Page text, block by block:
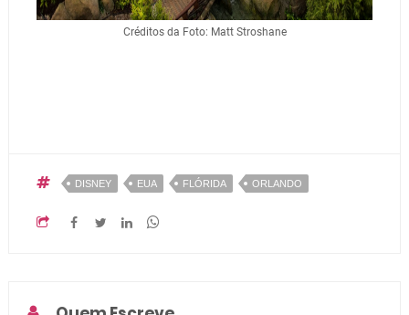
Créditos da Foto: Matt Stroshane
DISNEY EUA FLÓRIDA ORLANDO